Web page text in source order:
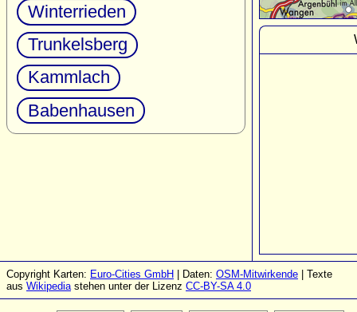
Winterrieden
Trunkelsberg
Kammlach
Babenhausen
Copyright Karten: Euro-Cities GmbH | Daten: OSM-Mitwirkende | Texte
aus Wikipediastehen unter der Lizenz CC-BY-SA 4.0